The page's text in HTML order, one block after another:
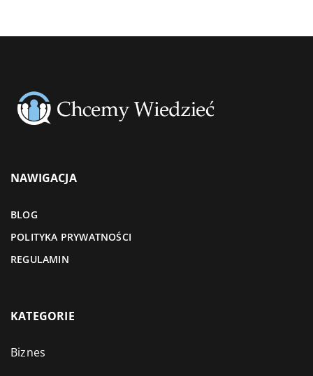
NAWIGACJA
BLOG
POLITYKA PRYWATNOŚCI
REGULAMIN
KATEGORIE
Biznes